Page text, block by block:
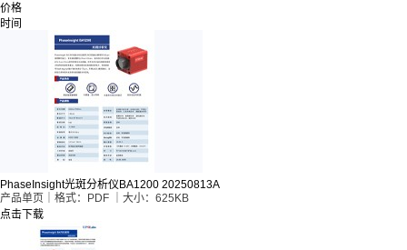
价格
时间
PhaseInsight光斑分析仪BA1200 20250813A
产品单页｜格式：PDF ｜大小：625KB
点击下载